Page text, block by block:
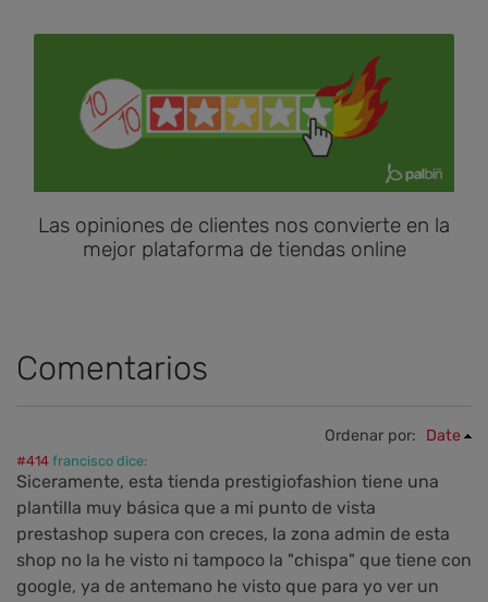
Las opiniones de clientes nos convierte en la
mejor plataforma de tiendas online
Comentarios
Ordenar por: Date
#414 francisco dice:
Siceramente, esta tienda prestigiofashion tiene una
plantilla muy básica que a mi punto de vista
prestashop supera con creces, la zona admin de esta
shop no la he visto ni tampoco la "chispa" que tiene con
google, ya de antemano he visto que para yo ver un